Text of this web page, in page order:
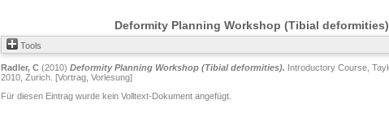
Deformity Planning Workshop (Tibial deformities)
Tools
Radler, C (2010) Deformity Planning Workshop (Tibial deformities). Introductory Course,
2010, Zurich. [Vortrag, Vorlesung]
Für diesen Eintrag wurde kein Volltext-Dokument angefügt.